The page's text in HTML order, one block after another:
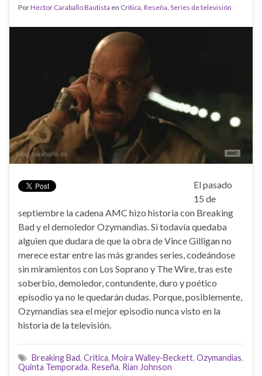
PorHéctor Caraballo Bautista en Crítica Reseña Series de televisión
El pasado
15 de
septiembre la cadena AMC hizo historia con Breaking
Bad y el demoledor Ozymandias. Si todavía quedaba
alguien que dudara de que la obra de Vince Gilligan no
merece estar entre las más grandes series, codeándose
sin miramientos con Los Soprano y The Wire, tras este
soberbio, demoledor, contundente, duro y poético
episodio ya no le quedarán dudas. Porque, posiblemente,
Ozymandias sea el mejor episodio nunca visto en la
historia de la televisión.
Breaking Bad, Crítica, Moira Walley-Beckett, Ozymandias,
Quinta Temporada, Reseña, Rian Johnson